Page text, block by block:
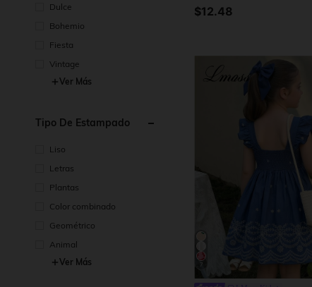
Dulce
Bohemio
Fiesta
Vintage
Ver Más
Tipo De Estampado
Liso
Letras
Plantas
Color combinado
Geométrico
Animal
Ver Más
$12.48